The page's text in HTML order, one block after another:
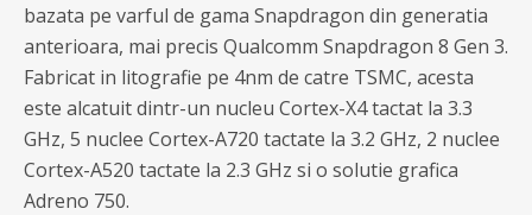
bazata pe varful de gama Snapdragon din generatia
anterioara, mai precis Qualcomm Snapdragon 8 Gen 3.
Fabricat in litografie pe 4nm de catre TSMC, acesta
este alcatuit dintr-un nucleu Cortex-X4 tactat la 3.3
GHz, 5 nuclee Cortex-A720 tactate la 3.2 GHz, 2 nuclee
Cortex-A520 tactate la 2.3 GHz si o solutie grafica
Adreno 750.